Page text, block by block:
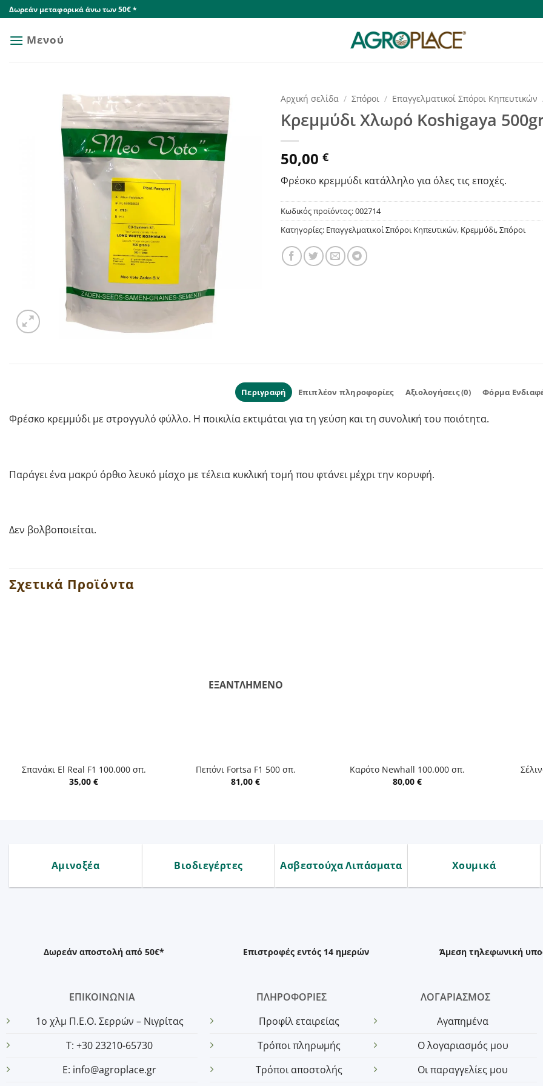
Skip
to
content
Δωρεάν μεταφορικά άνω των 50€ *
Μενού
Αρχική σελίδα / Σπόροι / Επαγγελματικοί Σπόροι Κηπευτικών
Κρεμμύδι Χλωρό Koshigaya
50,00 €
Φρέσκο κρεμμύδι κατάλληλο για όλες τις εποχές.
Κωδικός προϊόντος:002714
Κατηγορίες: Επαγγελματικοί Σπόροι Κηπευτικών, Κρεμμύδι,Σπόροι
Περιγραφή Επιπλέον πληροφορίες Αξιολογήσεις (0) Φόρμα
Φρέσκο κρεμμύδι με στρογγυλό φύλλο. Η ποικιλία εκτιμάται για τη γεύση και τη συνολική του ποιότητα.
Παράγει ένα μακρύ όρθιο λευκό μίσχο με τέλεια κυκλική τομή που φτάνει μέχρι την κορυφή.
Δεν βολβοποιείται.
Σχετικά Προϊόντα
Σπανάκι El Real F1 100.000 σπ.
35,00€
ΕΞΑΝΤΛΗΜΈΝΟ
Πεπόνι Fortsa F1 500 σπ.
81,00€
Καρότο Newhall 100.000 σπ.
80,00 €
Αμινοξέα Βιοδιεγέρτες Ασβεστούχα Λιπάσματα Χουμικά
Δωρεάν αποστολή από 50€* Επιστροφές εντός 14 ημερών Άμεση τηλεφωνική
ΕΠΙΚΟΙΝΩΝΙΑ
1o χλμ Π.Ε.Ο. Σερρών – Νιγρίτας
T: +30 23210-65730
E: info@agroplace.gr
ΠΛΗΡΟΦΟΡΙΕΣ
Προφίλ εταιρείας
Τρόποι πληρωμής
Τρόποι αποστολής
ΛΟΓΑΡΙΑΣΜΟΣ
Αγαπημένα
Ο λογαριασμός μου
Οι παραγγελίες μου